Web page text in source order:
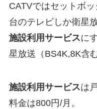
CATVではセットボ
台のテレビしか衛星
施設利用サービスに
星放送（BS4K,8K含
施設利用サービスは
料金は800円/月。